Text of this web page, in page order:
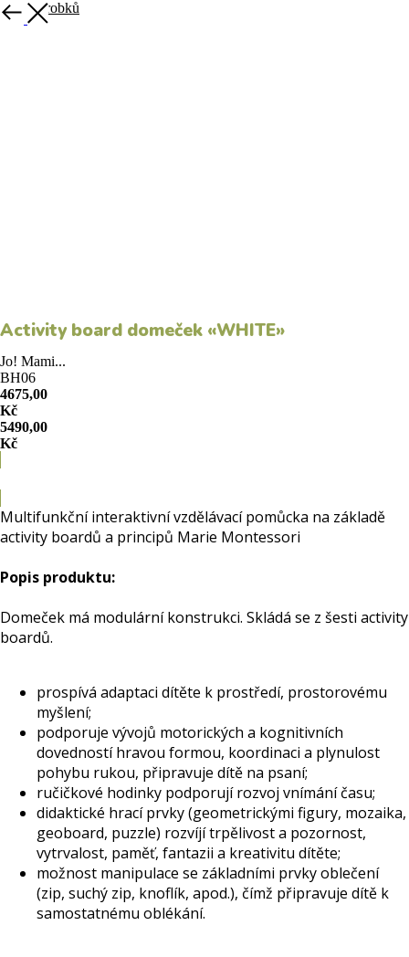
Více výrobků
Activity board domeček «WHITE»
Jo! Mami...
BH06
4675,00
Kč
5490,00
Kč
Multifunkční interaktivní vzdělávací pomůcka na základě
activity boardů a principů Marie Montessori
Popis produktu:
Domeček má modulární konstrukci. Skládá se z šesti activity
boardů.
prospívá adaptaci dítěte k prostředí, prostorovému
myšlení;
podporuje vývojů motorických a kognitivních
dovedností hravou formou, koordinaci a plynulost
pohybu rukou, připravuje dítě na psaní;
ručičkové hodinky podporují rozvoj vnímání času;
didaktické hrací prvky (geometrickými figury, mozaika,
geoboard, puzzle) rozvíjí trpělivost a pozornost,
vytrvalost, paměť, fantazii a kreativitu dítěte;
možnost manipulace se základními prvky oblečení
(zip, suchý zip, knoflík, apod.), čímž připravuje dítě k
samostatnému oblékání.